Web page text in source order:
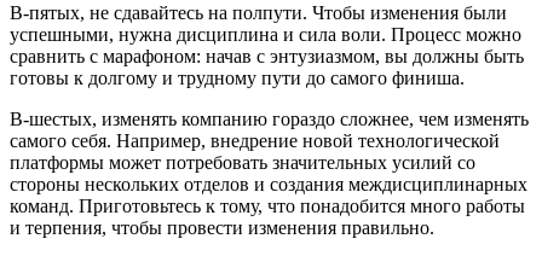
В-пятых, не сдавайтесь на полпути. Чтобы изменения были
успешными, нужна дисциплина и сила воли. Процесс можно
сравнить с марафоном: начав с энтузиазмом, вы должны быть
готовы к долгому и трудному пути до самого финиша.
В-шестых, изменять компанию гораздо сложнее, чем изменять
самого себя. Например, внедрение новой технологической
платформы может потребовать значительных усилий со
стороны нескольких отделов и создания междисциплинарных
команд. Приготовьтесь к тому, что понадобится много работы
и терпения, чтобы провести изменения правильно.